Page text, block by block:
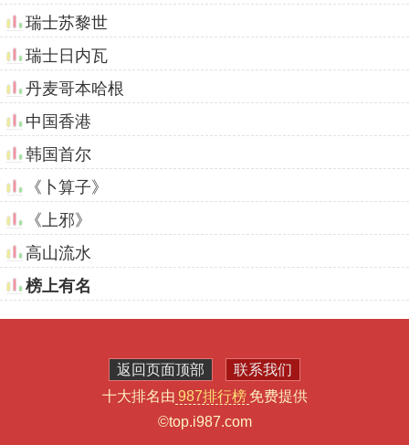
瑞士苏黎世
瑞士日内瓦
丹麦哥本哈根
中国香港
韩国首尔
《卜算子》
《上邪》
高山流水
榜上有名
返回页面顶部
联系我们
十大排名由 987排行榜 免费提供
©top.i987.com